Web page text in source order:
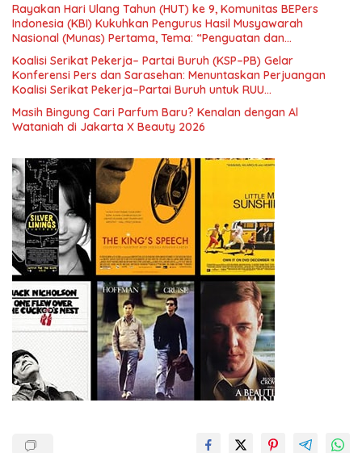
Rayakan Hari Ulang Tahun (HUT) ke 9, Komunitas BEPers
Indonesia (KBI) Kukuhkan Pengurus Hasil Musyawarah
Nasional (Munas) Pertama, Tema: “Penguatan dan
Pengembangan Organisasi KBI yang Berbasis Riset di seluruh
Indonesia dan Mancanegara”.
Koalisi Serikat Pekerja– Partai Buruh (KSP–PB) Gelar
Konferensi Pers dan Sarasehan: Menuntaskan Perjuangan
Koalisi Serikat Pekerja–Partai Buruh untuk RUU
Ketenagakerjaan Baru.
Masih Bingung Cari Parfum Baru? Kenalan dengan Al
Wataniah di Jakarta X Beauty 2026